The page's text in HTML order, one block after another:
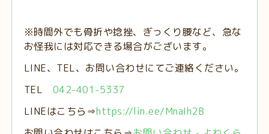
※時間外でも骨折や捻挫、ぎっくり腰など、急な
お怪我には対応できる場合がございます。
LINE、TEL、お問い合わせにてご連絡ください。
TEL 042-401-5337
LINEはこちら⇒https://lin.ee/MnaIh2B